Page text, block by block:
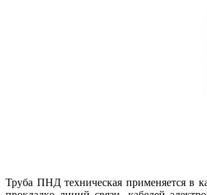
Труба ПНД техническая применяется в